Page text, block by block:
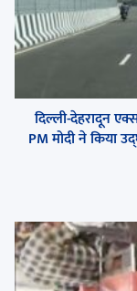
दिल्ली-देहरादून
PM मोदी ने किया